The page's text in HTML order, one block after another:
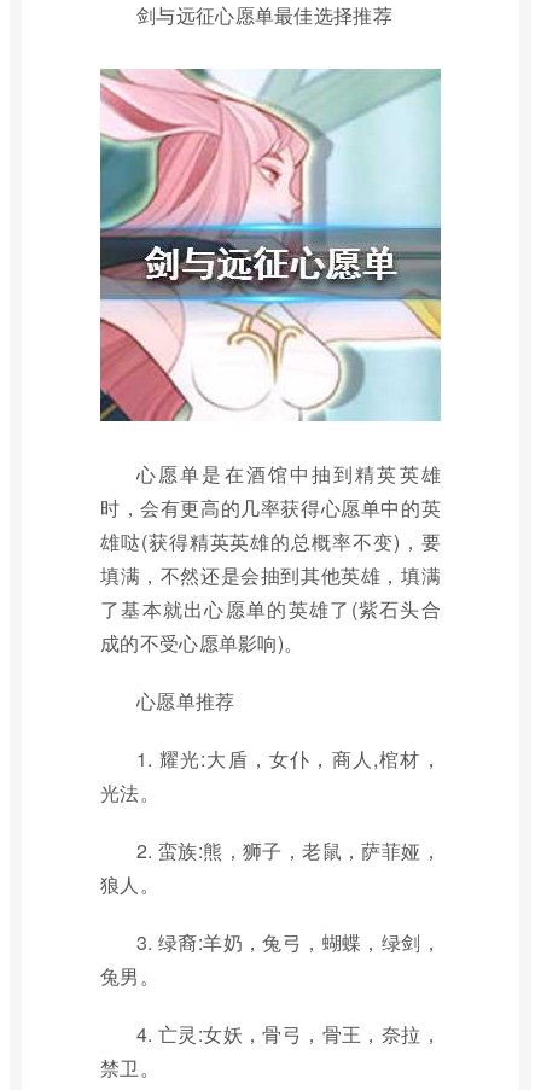
剑与远征心愿单最佳选择推荐
心愿单是在酒馆中抽到精英英雄
时，会有更高的几率获得心愿单中的英
雄哒(获得精英英雄的总概率不变)，要
填满，不然还是会抽到其他英雄，填满
了基本就出心愿单的英雄了(紫石头合
成的不受心愿单影响)。
心愿单推荐
1. 耀光:大盾，女仆，商人,棺材，
光法。
2. 蛮族:熊，狮子，老鼠，萨菲娅，
狼人。
3. 绿裔:羊奶，兔弓，蝴蝶，绿剑，
兔男。
4. 亡灵:女妖，骨弓，骨王，奈拉，
禁卫。